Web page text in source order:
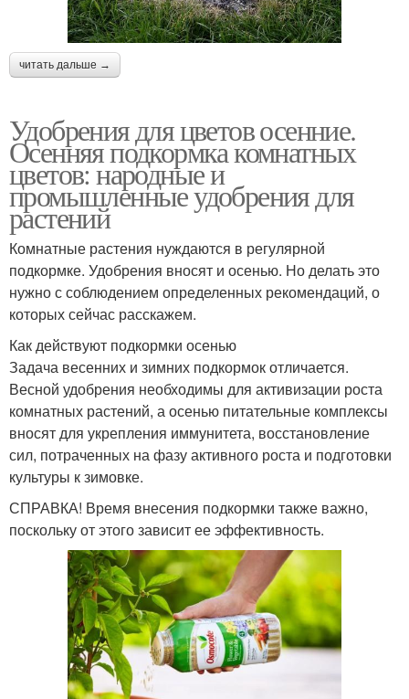
читать дальше →
Удобрения для цветов осенние.
Осенняя подкормка комнатных
цветов: народные и
промышленные удобрения для
растений
Комнатные растения нуждаются в регулярной
подкормке. Удобрения вносят и осенью. Но делать это
нужно с соблюдением определенных рекомендаций, о
которых сейчас расскажем.
Как действуют подкормки осенью
Задача весенних и зимних подкормок отличается.
Весной удобрения необходимы для активизации роста
комнатных растений, а осенью питательные комплексы
вносят для укрепления иммунитета, восстановление
сил, потраченных на фазу активного роста и подготовки
культуры к зимовке.
СПРАВКА! Время внесения подкормки также важно,
поскольку от этого зависит ее эффективность.